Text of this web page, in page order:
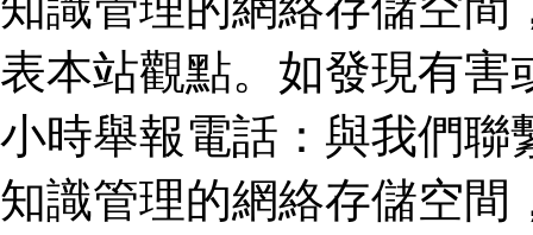
表本站觀點。如發現有害
小時舉報電話：與我們聯
知識管理的網絡存儲空間